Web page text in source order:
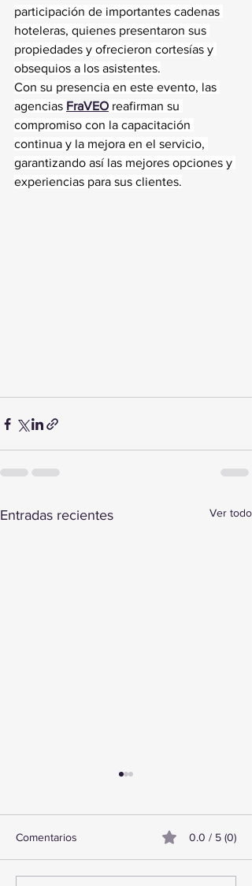
participación de importantes cadenas
hoteleras, quienes presentaron sus
propiedades y ofrecieron cortesías y
obsequios a los asistentes.
Con su presencia en este evento, las
agencias FraVEO reafirman su
compromiso con la capacitación
continua y la mejora en el servicio,
garantizando así las mejores opciones y
experiencias para sus clientes.
Entradas recientes Ver todo
Comentarios 0.0 / 5 (0)